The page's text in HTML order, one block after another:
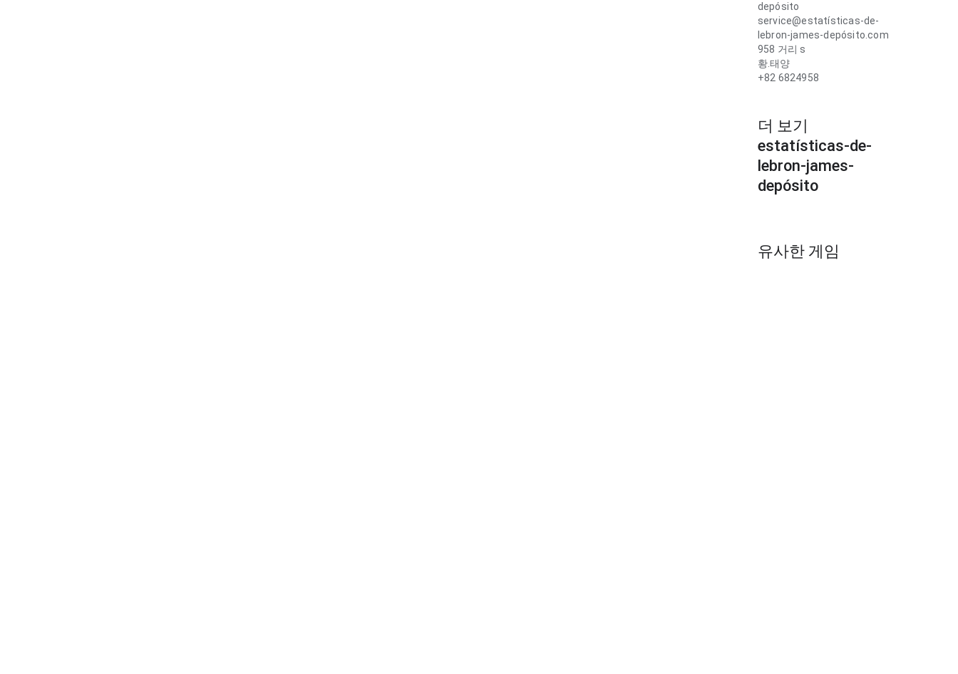
depósito
service@estatísticas-de-
lebron-james-depósito.com
958 거리 s
황.태양
+82 6824958
더 보기
estatísticas-de-
lebron-james-
depósito
유사한 게임